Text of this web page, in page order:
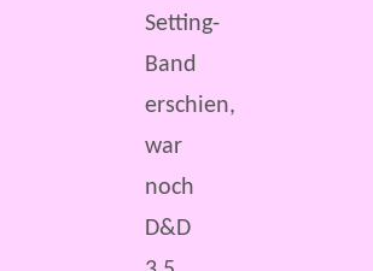
Setting-
Band
erschien,
war
noch
D&D